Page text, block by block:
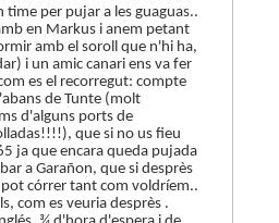
time per pujar a les guaguas..
en Markus i anem petant
amb el soroll que n'hi ha,
i un amic canari ens va fer
es el recorregut: compte
de Tunte (molt
d'alguns ports de
que si no us fieu
ja que encara queda pujada
a Garañon, que si desprès
pot córrer tant com voldríem..
com es veuria desprès .